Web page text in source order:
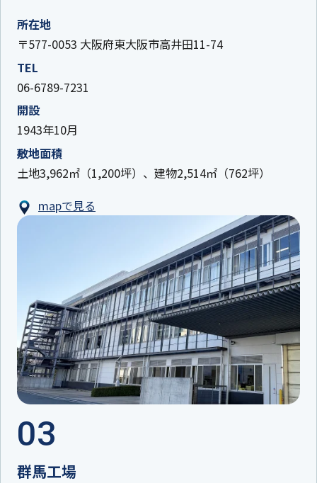
所在地
〒577-0053 大阪府東大阪市高井田11-74
TEL
06-6789-7231
開設
1943年10月
敷地面積
土地3,962㎡（1,200坪）、建物2,514㎡（762坪）
mapで見る
03
群馬工場